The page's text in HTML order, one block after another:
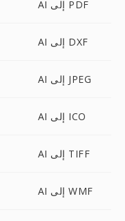
AI إلى PDF
AI إلى DXF
AI إلى JPEG
AI إلى ICO
AI إلى TIFF
AI إلى WMF